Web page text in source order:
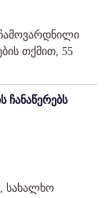
თქმით, 55
ჩანაწერებს
სახალხო